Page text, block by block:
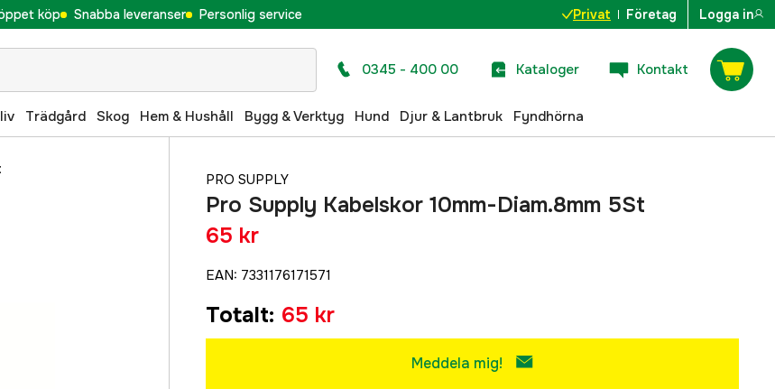
köp Snabba leveranser Personlig service Privat Företag Logga in
0345 - 400 00 Kataloger Kontakt
Trädgård Skog Hem & Hushåll Bygg & Verktyg Hund Djur & Lantbruk Fyndhörna
PRO SUPPLY
Pro Supply Kabelskor 10mm-Diam.8mm 5St
65 kr
EAN: 7331176171571
Totalt: 65 kr
Meddela mig!